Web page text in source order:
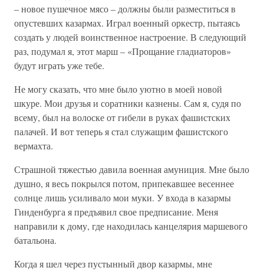
– новое пушечное мясо – должны были разместиться в
опустевших казармах. Играл военный оркестр, пытаясь
создать у людей воинственное настроение. В следующий
раз, подумал я, этот марш – «Прощание гладиаторов»
будут играть уже тебе.
Не могу сказать, что мне было уютно в моей новой
шкуре. Мои друзья и соратники казнены. Сам я, судя по
всему, был на волоске от гибели в руках фашистских
палачей. И вот теперь я стал служащим фашистского
вермахта.
Страшной тяжестью давила военная амуниция. Мне было
душно, я весь покрылся потом, припекавшее весеннее
солнце лишь усиливало мои муки. У входа в казармы
Гинденбурга я предъявил свое предписание. Меня
направили к дому, где находилась канцелярия маршевого
батальона.
Когда я шел через пустынный двор казармы, мне